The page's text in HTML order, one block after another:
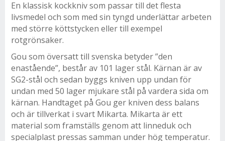
En klassisk kockkniv som passar till det flesta
livsmedel och som med sin tyngd underlättar arbeten
med större köttstycken eller till exempel
rotgrönsaker.
Gou som översatt till svenska betyder ”den
enastående”, består av 101 lager stål. Kärnan är av
SG2-stål och sedan byggs kniven upp undan för
undan med 50 lager mjukare stål på vardera sida om
kärnan. Handtaget på Gou ger kniven dess balans
och är tillverkat i svart Mikarta. Mikarta är ett
material som framställs genom att linneduk och
specialplast pressas samman under hög temperatur.